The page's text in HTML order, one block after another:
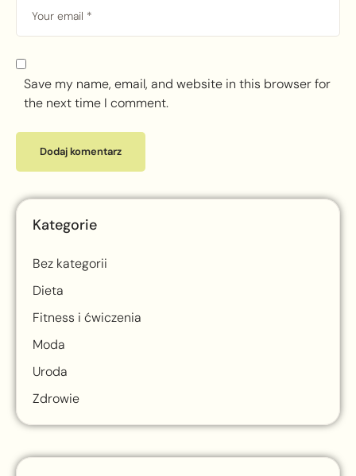
Save my name, email, and website in this browser for
the next time I comment.
Kategorie
Bez kategorii
Dieta
Fitness i ćwiczenia
Moda
Uroda
Zdrowie